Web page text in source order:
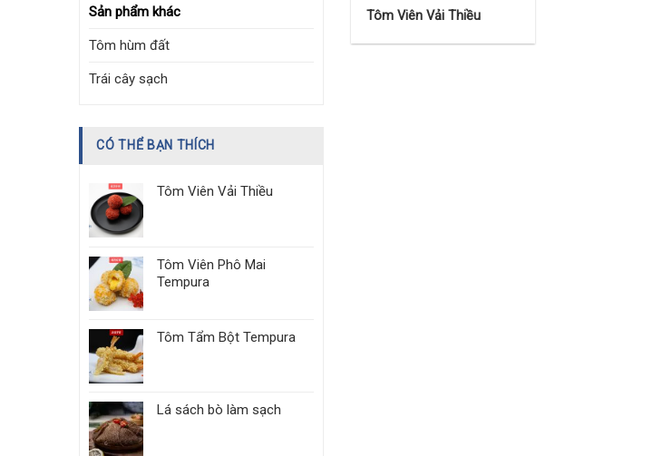
Sản phẩm khác
Tôm hùm đất
Trái cây sạch
CÓ THỂ BẠN THÍCH
Tôm Viên Vải Thiều
Tôm Viên Phô Mai
Tempura
Tôm Tẩm Bột Tempura
Lá sách bò làm sạch
Tôm Viên Vải Thiều